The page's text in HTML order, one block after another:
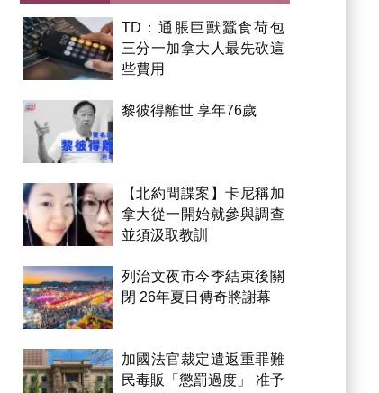
TD：通脹巨獸蠶食荷包
三分一加拿大人最先砍這
些費用
黎彼得離世 享年76歲
【北約間諜案】卡尼稱加
拿大從一開始就參與調查
並須汲取教訓
列治文夜市今季結束後關
閉 26年夏日傳奇將謝幕
加國法官裁定遣返重罪難
民毒販「懲罰過度」 准予